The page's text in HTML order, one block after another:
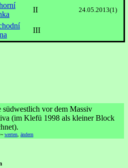
II 24.05.2013(1)
III
südwestlich vor dem Massiv
(im Klefü 1998 als kleiner Block
werten, ändern